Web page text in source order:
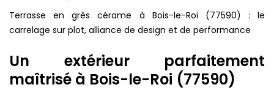
Terrasse en grès cérame à Bois-le-Roi (77590) : le
carrelage sur plot, alliance de design et de performance
Un extérieur parfaitement
maîtrisé à Bois-le-Roi (77590)